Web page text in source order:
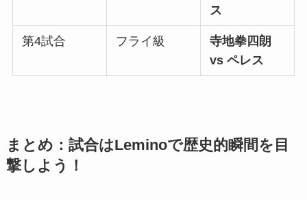
ス
第4試合 フライ級
寺地拳四朗
vs ペレス
まとめ：試合はLeminoで歴史的瞬間を目
撃しよう！